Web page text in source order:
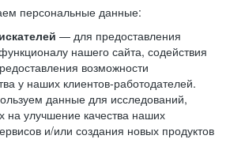
персональные данные:
— для предоставления
нашего сайта, содействия
возможности
у наших клиентов-работодателей.
данные для исследований,
на улучшение качества наших
и/или создания новых продуктов